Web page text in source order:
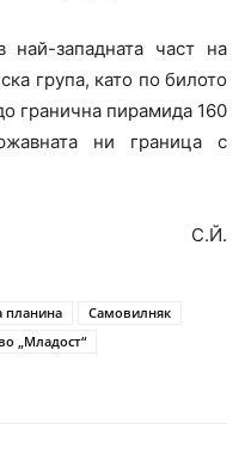
западната част на
група, като по билото
гранична пирамида 160
ни граница с
С.Й.
планина
Самовилняк
„Младост“